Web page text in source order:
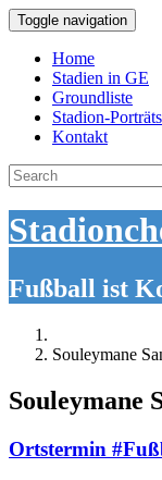
Toggle navigation
Home
Stadien in GE
Groundliste
Stadion-Porträts
Kontakt
Search
for:
Fußball ist
Souleymane
Souleymane
Ortstermin